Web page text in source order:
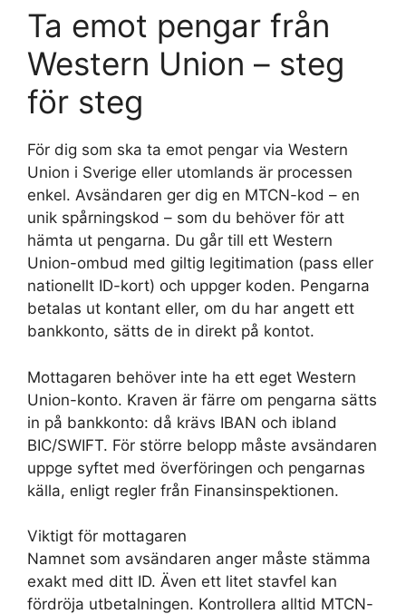
Ta emot pengar från
Western Union – steg
för steg
För dig som ska ta emot pengar via Western
Union i Sverige eller utomlands är processen
enkel. Avsändaren ger dig en MTCN-kod – en
unik spårningskod – som du behöver för att
hämta ut pengarna. Du går till ett Western
Union-ombud med giltig legitimation (pass eller
nationellt ID-kort) och uppger koden. Pengarna
betalas ut kontant eller, om du har angett ett
bankkonto, sätts de in direkt på kontot.
Mottagaren behöver inte ha ett eget Western
Union-konto. Kraven är färre om pengarna sätts
in på bankkonto: då krävs IBAN och ibland
BIC/SWIFT. För större belopp måste avsändaren
uppge syftet med överföringen och pengarnas
källa, enligt regler från Finansinspektionen.
Viktigt för mottagaren
Namnet som avsändaren anger måste stämma
exakt med ditt ID. Även ett litet stavfel kan
fördröja utbetalningen. Kontrollera alltid MTCN-